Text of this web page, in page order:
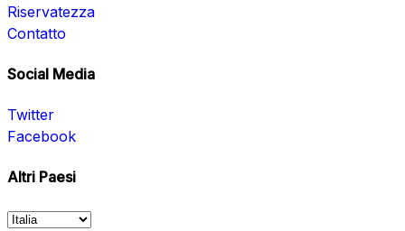
Riservatezza
Contatto
Social Media
Twitter
Facebook
Altri Paesi